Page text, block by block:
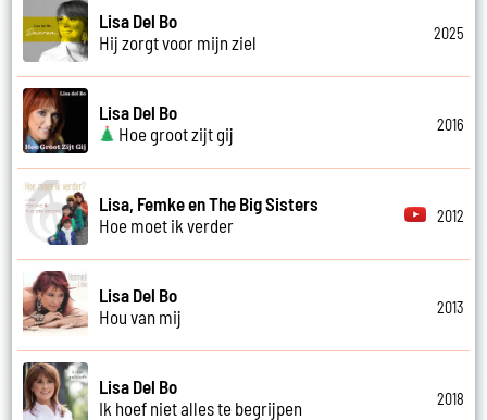
Lisa Del Bo
Hij zorgt voor mijn ziel
2025
Lisa Del Bo
Hoe groot zijt gij
2016
Lisa, Femke en The Big Sisters
Hoe moet ik verder
2012
Lisa Del Bo
Hou van mij
2013
Lisa Del Bo
Ik hoef niet alles te begrijpen
2018